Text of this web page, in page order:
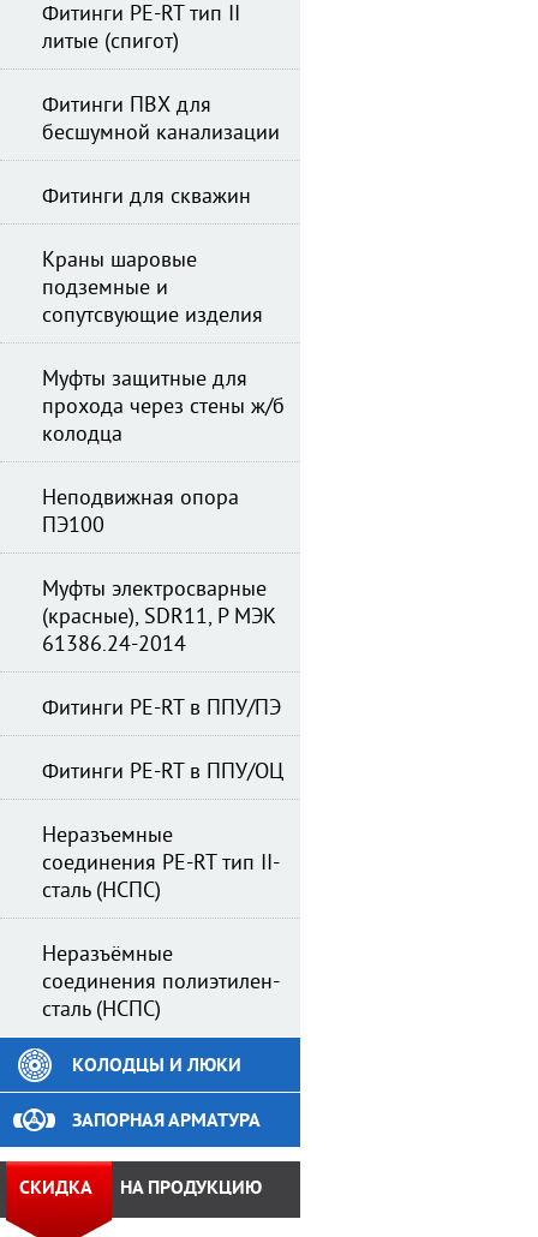
Фитинги PE-RT тип II
литые (спигот)
Фитинги ПВХ для
бесшумной канализации
Фитинги для скважин
Краны шаровые
подземные и
сопутсвующие изделия
Муфты защитные для
прохода через стены ж/б
колодца
Неподвижная опора
ПЭ100
Муфты электросварные
(красные), SDR11, Р МЭК
61386.24-2014
Фитинги PE-RT в ППУ/ПЭ
Фитинги PE-RT в ППУ/ОЦ
Неразъемные
соединения PE-RT тип II-
сталь (НСПС)
Неразъёмные
соединения полиэтилен-
сталь (НСПС)
КОЛОДЦЫ И ЛЮКИ
ЗАПОРНАЯ АРМАТУРА
СКИДКА НА ПРОДУКЦИЮ